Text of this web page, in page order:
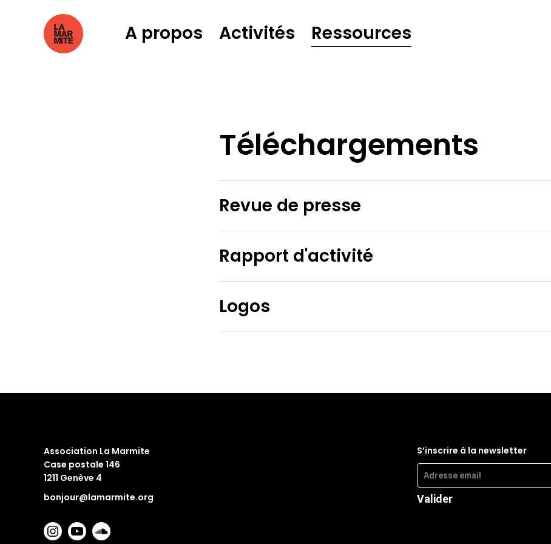
Téléchargements
Revue de presse
Rapport d'activité
Logos
Association La Marmite
Case postale 146
1211 Genève 4
bonjour@lamarmite.org
S’inscrire à la newsletter
Valider
A propos Activités Ressources